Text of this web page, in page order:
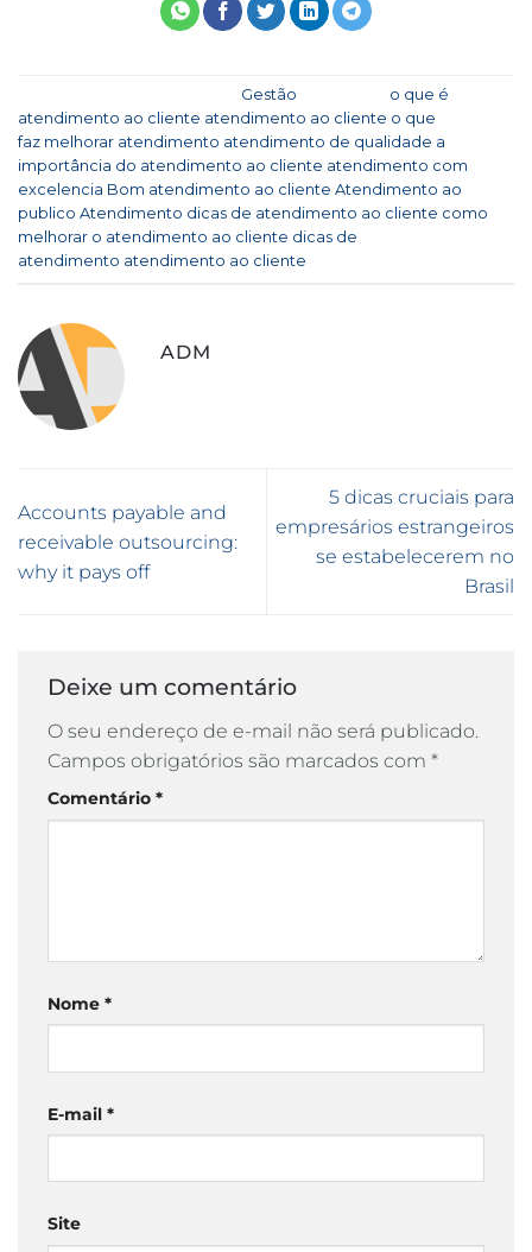
Gestão
o que é
atendimento ao cliente atendimento ao cliente o que
faz melhorar atendimento atendimento de qualidade a
importância do atendimento ao cliente atendimento com
excelencia Bom atendimento ao cliente Atendimento ao
publico Atendimento dicas de atendimento ao cliente como
melhorar o atendimento ao cliente dicas de
atendimento atendimento ao cliente
ADM
Accounts payable and
receivable outsourcing:
why it pays off
5 dicas cruciais para
empresários estrangeiros
se estabelecerem no
Brasil
Deixe um comentário
O seu endereço de e-mail não será publicado.
Campos obrigatórios são marcados com *
Comentário *
Nome *
E-mail *
Site